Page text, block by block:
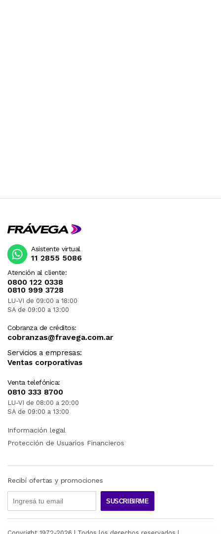
Atención al cliente:
0800 122 0338
0810 999 3728
LU-VI de 09:00 a 18:00
SA de 09:00 a 13:00
Cobranza de créditos:
cobranzas@fravega.com.ar
Servicios a empresas:
Ventas corporativas
Venta telefónica:
0810 333 8700
LU-VI de 08:00 a 20:00
SA de 09:00 a 13:00
Asistente virtual
11 2855 5086
Información legal
Protección de Usuarios Financieros
Recibí ofertas y promociones
SUSCRIBIRME